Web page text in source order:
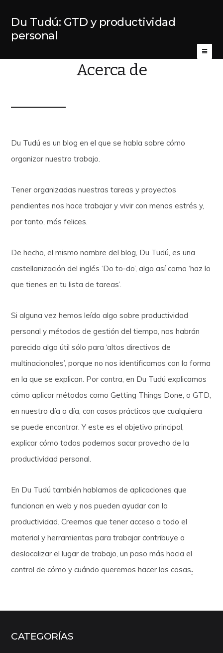
Du Tudú: GTD y productividad
personal
Acerca de
Du Tudú es un blog en el que se habla sobre cómo
organizar nuestro trabajo.
Tener organizadas nuestras tareas y proyectos
pendientes nos hace trabajar y vivir con menos estrés y,
por tanto, más felices.
De hecho, el mismo nombre del blog, Du Tudú, es una
castellanización del inglés ‘Do to-do’, algo así como ‘haz lo
que tienes en tu lista de tareas’.
Si alguna vez hemos leído algo sobre productividad
personal y métodos de gestión del tiempo, nos habrán
parecido algo útil sólo para ‘altos directivos de
multinacionales’, porque no nos identificamos con la forma
en la que se explican. Por contra, en Du Tudú explicamos
cómo aplicar métodos como Getting Things Done, o GTD,
en nuestro día a día, con casos prácticos que cualquiera
se puede encontrar. Y este es el objetivo principal,
explicar cómo todos podemos sacar provecho de la
productividad personal.
En Du Tudú también hablamos de aplicaciones que
funcionan en web y nos pueden ayudar con la
productividad. Creemos que tener acceso a todo el
material y herramientas para trabajar contribuye a
deslocalizar el lugar de trabajo, un paso más hacia el
control de cómo y cuándo queremos hacer las cosas.
CATEGORÍAS